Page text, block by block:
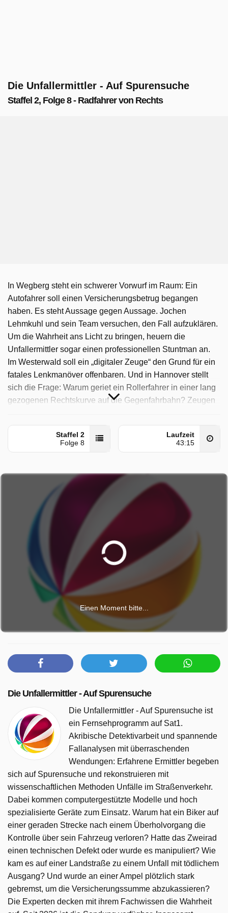
Die Unfallermittler - Auf Spurensuche
Staffel 2, Folge 8 - Radfahrer von Rechts
In Wegberg steht ein schwerer Vorwurf im Raum: Ein
Autofahrer soll einen Versicherungsbetrug begangen
haben. Es steht Aussage gegen Aussage. Jochen
Lehmkuhl und sein Team versuchen, den Fall aufzuklären.
Um die Wahrheit ans Licht zu bringen, heuern die
Unfallermittler sogar einen professionellen Stuntman an.
Im Westerwald soll ein „digitaler Zeuge“ den Grund für ein
fatales Lenkmanöver offenbaren. Und in Hannover stellt
sich die Frage: Warum geriet ein Rollerfahrer in einer lang
gezogenen Rechtskurve auf die Gegenfahrbahn? Zeugen
Die Unfallermittler - Auf Spurensuche wurde auf Sat1
ausgestrahlt am Montag 1 Juni 2026, 19:19 Uhr.
Staffel 2
Folge 8
Laufzeit
43:15
Einen Moment bitte...
Die Unfallermittler - Auf Spurensuche
Die Unfallermittler - Auf Spurensuche ist
ein Fernsehprogramm auf Sat1.
Akribische Detektivarbeit und spannende
Fallanalysen mit überraschenden
Wendungen: Erfahrene Ermittler begeben
sich auf Spurensuche und rekonstruieren mit
wissenschaftlichen Methoden Unfälle im Straßenverkehr.
Dabei kommen computergestützte Modelle und hoch
spezialisierte Geräte zum Einsatz. Warum hat ein Biker auf
einer geraden Strecke nach einem Überholvorgang die
Kontrolle über sein Fahrzeug verloren? Hatte das Zweirad
einen technischen Defekt oder wurde es manipuliert? Wie
kam es auf einer Landstraße zu einem Unfall mit tödlichem
Ausgang? Und wurde an einer Ampel plötzlich stark
gebremst, um die Versicherungssumme abzukassieren?
Die Experten decken mit ihrem Fachwissen die Wahrheit